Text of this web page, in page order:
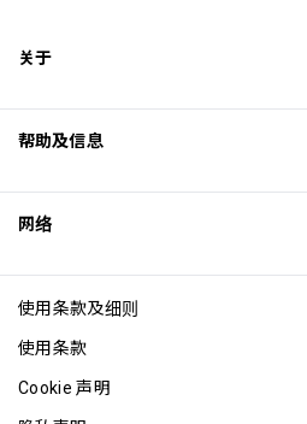
关于
Excellence Awards
博客
帮助及信息
网络
使用条款及细则
使用条款
Cookie 声明